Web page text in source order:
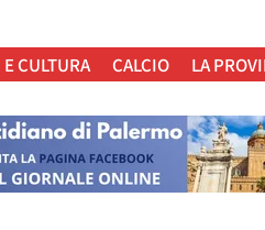
CULTURA CALCIO LA